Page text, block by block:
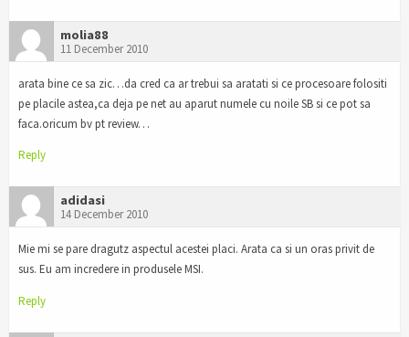
molia88
11 December 2010
arata bine ce sa zic…da cred ca ar trebui sa aratati si ce procesoare folositi
pe placile astea,ca deja pe net au aparut numele cu noile SB si ce pot sa
faca.oricum bv pt review…
Reply
adidasi
14 December 2010
Mie mi se pare dragutz aspectul acestei placi. Arata ca si un oras privit de
sus. Eu am incredere in produsele MSI.
Reply